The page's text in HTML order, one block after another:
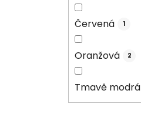
Červená 1
Oranžová 2
Tmavě modrá